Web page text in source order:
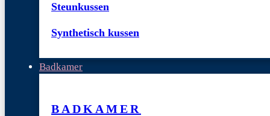
Steunkussen
Synthetisch kussen
Badkamer
BADKAMER